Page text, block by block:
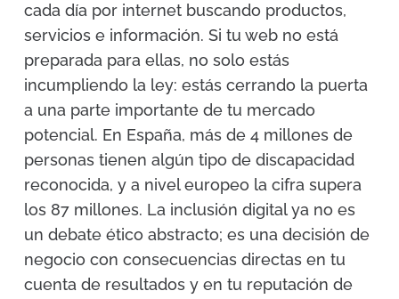
cada día por internet buscando productos,
servicios e información. Si tu web no está
preparada para ellas, no solo estás
incumpliendo la ley: estás cerrando la puerta
a una parte importante de tu mercado
potencial. En España, más de 4 millones de
personas tienen algún tipo de discapacidad
reconocida, y a nivel europeo la cifra supera
los 87 millones. La inclusión digital ya no es
un debate ético abstracto; es una decisión de
negocio con consecuencias directas en tu
cuenta de resultados y en tu reputación de